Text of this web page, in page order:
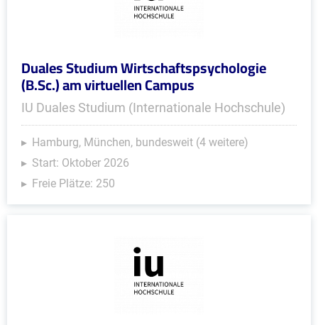
Duales Studium Wirtschaftspsychologie
(B.Sc.) am virtuellen Campus
IU Duales Studium (Internationale Hochschule)
Hamburg, München, bundesweit (4 weitere)
Start: Oktober 2026
Freie Plätze: 250